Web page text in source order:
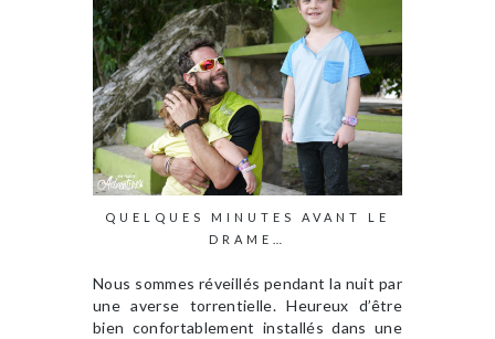
QUELQUES MINUTES AVANT LE
DRAME…
Nous sommes réveillés pendant la nuit par
une averse torrentielle. Heureux d’être
bien confortablement installés dans une